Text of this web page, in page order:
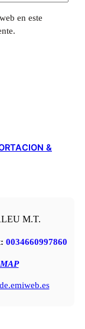
en este
&
M.T.
0034660997860